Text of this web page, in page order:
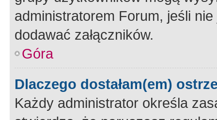
administratorem Forum, jeśli
dodawać załączników.
Góra
Dlaczego dostałam(em)
Każdy administrator określa